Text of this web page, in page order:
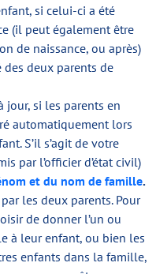
si celui-ci a été
(il peut également être
de naissance, ou après)
des deux parents de
jour, si les parents en
automatiquement lors
S’il s’agit de votre
par l’officier d’état civil)
et du nom de famille.
les deux parents. Pour
de donner l’un ou
à leur enfant, ou bien les
enfants dans la famille,